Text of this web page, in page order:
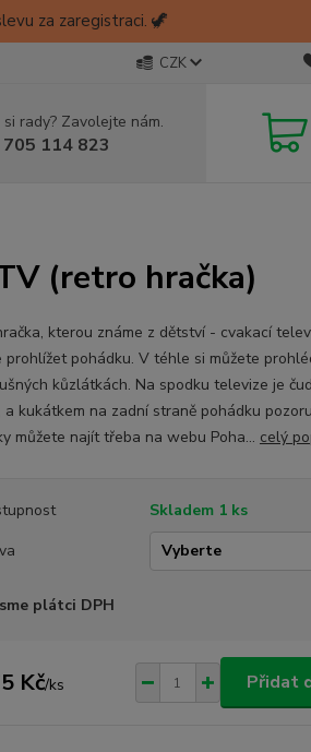
za zaregistraci. 🦖
CZK
rady? Zavolejte nám.
114 823
(retro hračka)
kterou známe z dětství - cvakací
prohlížet pohádku. V téhle si můžete
kůzlátkách. Na spodku televize je
a kukátkem na zadní straně pohádku
můžete najít třeba na webu Poha... celý
Skladem 1 ks
plátci DPH
Kč/ks Přidat